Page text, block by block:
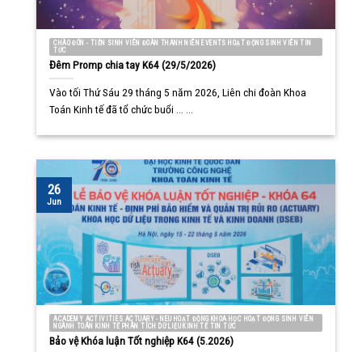
CHÀO ĐÓN - TIỄN SINH VIÊN ĐOÀN THANH NIÊN EVENTS HOẠT ĐỘNG SINH VIÊN TIN
TỨC
Đêm Promp chia tay K64 (29/5/2026)
Vào tối Thứ Sáu 29 tháng 5 năm 2026, Liên chi đoàn Khoa
Toán Kinh tế đã tổ chức buổi ... ...
ACADEMY ACTIVITIES ACTUARY - NEU HOẠT ĐỘNG KHOA HỌC HOẠT ĐỘNG SINH VIÊN
NGÀNH TOÁN KINH TẾ PHÂN TÍCH DỮ LIỆU KINH TẾ TIN TỨC
Bảo vệ Khóa luận Tốt nghiệp K64 (5.2026)
26
Jun